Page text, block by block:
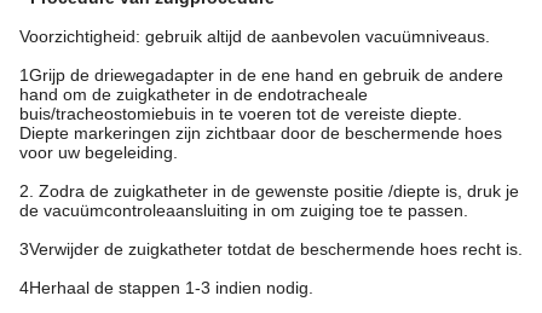
Voorzichtigheid: gebruik altijd de aanbevolen vacuümniveaus.
1Grijp de driewegadapter in de ene hand en gebruik de andere
hand om de zuigkatheter in de endotracheale
buis/tracheostomiebuis in te voeren tot de vereiste diepte.
Diepte markeringen zijn zichtbaar door de beschermende hoes
voor uw begeleiding.
2. Zodra de zuigkatheter in de gewenste positie /diepte is, druk je
de vacuümcontroleaansluiting in om zuiging toe te passen.
3Verwijder de zuigkatheter totdat de beschermende hoes recht is.
4Herhaal de stappen 1-3 indien nodig.